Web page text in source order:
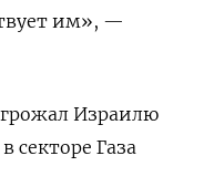
им», —
Израилю
секторе Газа